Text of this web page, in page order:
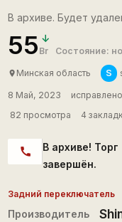
В архиве. Будет
55 Br Состояние:
place Минская область S
8 Май, 2023
82 просмотра
4
call
В архиве! Торг
завершён.
Задний переключатель
Производитель